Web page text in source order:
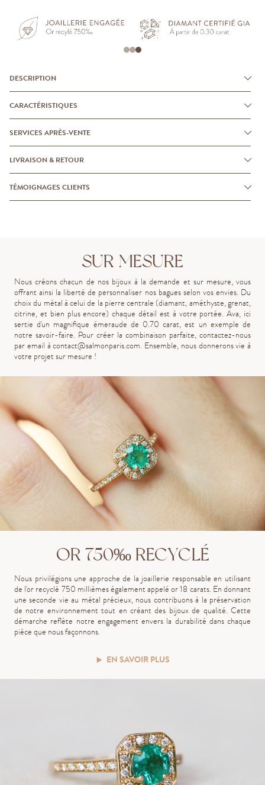
DESCRIPTION
CARACTÉRISTIQUES
SERVICES APRÈS-VENTE
LIVRAISON & RETOUR
TÉMOIGNAGES CLIENTS
SUR MESURE
Nous créons chacun de nos bijoux à la demande et sur mesure, vous
offrant ainsi la liberté de personnaliser nos bagues selon vos envies. Du
choix du métal à celui de la pierre centrale (diamant, améthyste, grenat,
citrine, et bien plus encore) chaque détail est à votre portée. Ava, ici
sertie d'un magnifique émeraude de 0.70 carat, est un exemple de
notre savoir-faire. Pour créer la combinaison parfaite, contactez-nous
par email àcontact@salmonparis.com. Ensemble, nous donnerons vie à
votre projet sur mesure !
OR 750‰ RECYCLÉ
Nous privilégions une approche de la joaillerie responsable en utilisant
de l'or recyclé 750 millièmes également appelé or 18 carats. En donnant
une seconde vie au métal précieux, nous contribuons à la préservation
de notre environnement tout en créant des bijoux de qualité. Cette
démarche reflète notre engagement envers la durabilité dans chaque
pièce que nous façonnons.
EN SAVOIR PLUS